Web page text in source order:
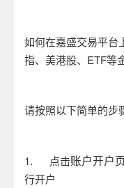
如何在嘉盛交易平台
指、美港股、 ETF等
请按照以下简单的步
1. 点击账户开户
行开户